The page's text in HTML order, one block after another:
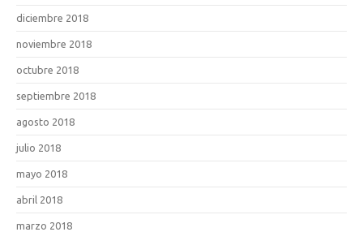
diciembre 2018
noviembre 2018
octubre 2018
septiembre 2018
agosto 2018
julio 2018
mayo 2018
abril 2018
marzo 2018